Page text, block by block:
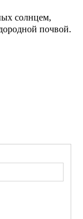
солнцем,
почвой.